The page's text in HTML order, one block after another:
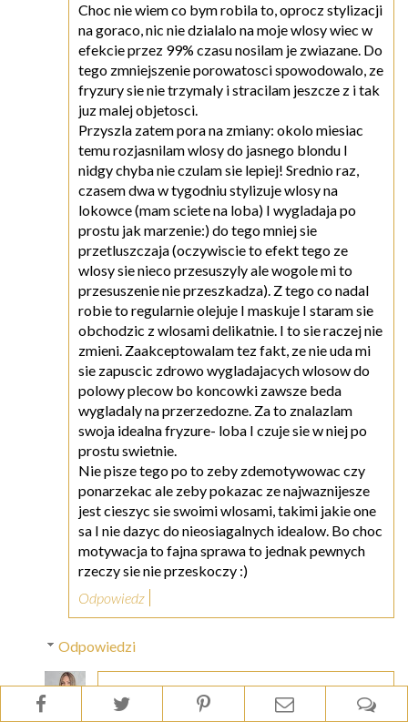
Choc nie wiem co bym robila to, oprocz stylizacji
na goraco, nic nie dzialalo na moje wlosy wiec w
efekcie przez 99% czasu nosilam je zwiazane. Do
tego zmniejszenie porowatosci spowodowalo, ze
fryzury sie nie trzymaly i stracilam jeszcze z i tak
juz malej objetosci.
Przyszla zatem pora na zmiany: okolo miesiac
temu rozjasnilam wlosy do jasnego blondu I
nidgy chyba nie czulam sie lepiej! Srednio raz,
czasem dwa w tygodniu stylizuje wlosy na
lokowce (mam sciete na loba) I wygladaja po
prostu jak marzenie:) do tego mniej sie
przetluszczaja (oczywiscie to efekt tego ze
wlosy sie nieco przesuszyly ale wogole mi to
przesuszenie nie przeszkadza). Z tego co nadal
robie to regularnie olejuje I maskuje I staram sie
obchodzic z wlosami delikatnie. I to sie raczej nie
zmieni. Zaakceptowalam tez fakt, ze nie uda mi
sie zapuscic zdrowo wygladajacych wlosow do
polowy plecow bo koncowki zawsze beda
wygladaly na przerzedozne. Za to znalazlam
swoja idealna fryzure- loba I czuje sie w niej po
prostu swietnie.
Nie pisze tego po to zeby zdemotywowac czy
ponarzekac ale zeby pokazac ze najwaznijesze
jest cieszyc sie swoimi wlosami, takimi jakie one
sa I nie dazyc do nieosiagalnych idealow. Bo choc
motywacja to fajna sprawa to jednak pewnych
rzeczy sie nie przeskoczy :)
Odpowiedz
Odpowiedzi
Natalia | blondhaircare.com